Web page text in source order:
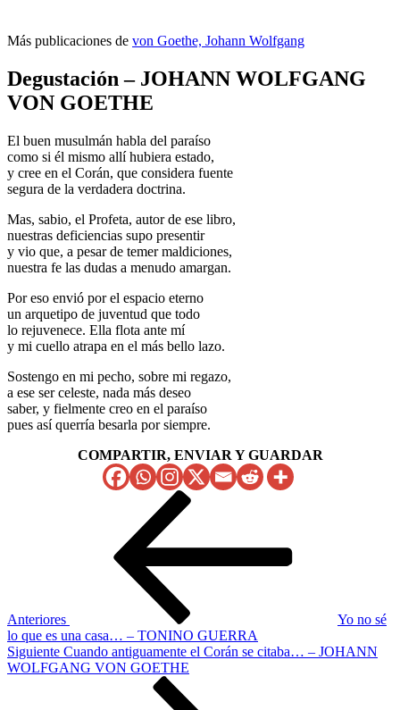
Más publicaciones de von Goethe, Johann Wolfgang
Degustación – JOHANN WOLFGANG
VON GOETHE
El buen musulmán habla del paraíso
como si él mismo allí hubiera estado,
y cree en el Corán, que considera fuente
segura de la verdadera doctrina.
Mas, sabio, el Profeta, autor de ese libro,
nuestras deficiencias supo presentir
y vio que, a pesar de temer maldiciones,
nuestra fe las dudas a menudo amargan.
Por eso envió por el espacio eterno
un arquetipo de juventud que todo
lo rejuvenece. Ella flota ante mí
y mi cuello atrapa en el más bello lazo.
Sostengo en mi pecho, sobre mi regazo,
a ese ser celeste, nada más deseo
saber, y fielmente creo en el paraíso
pues así querría besarla por siempre.
COMPARTIR, ENVIAR Y GUARDAR
Anteriores
Yo no sé
lo que es una casa… – TONINO GUERRA
Siguiente
entrada
Siguiente Cuando antiguamente el Corán se citaba… – JOHANN
WOLFGANG VON GOETHE